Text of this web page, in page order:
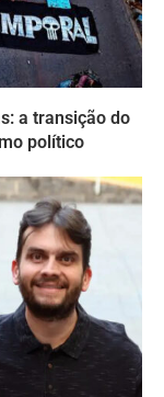
a transição do
político